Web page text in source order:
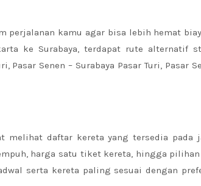
kamu agar bisa lebih hemat
ke Surabaya, terdapat rute alternatif
Pasar Senen – Surabaya Pasar Turi, Pasar
melihat daftar kereta yang tersedia pada
harga satu tiket kereta, hingga
serta kereta paling sesuai dengan